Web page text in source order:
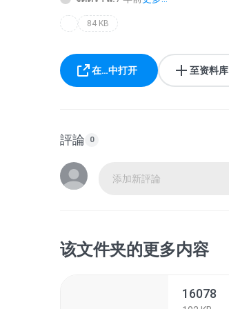
84 KB
在…中打开 至资料库
評論 0
添加新評論
该文件夹的更多内容
16078